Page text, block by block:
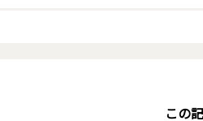
この